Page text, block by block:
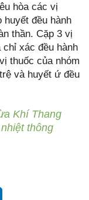
hòa các vị
huyết đều hành
thần. Cặp 3 vị
xác đều hành
thuốc của nhóm
và huyết ứ đều
Khí Thang
thông